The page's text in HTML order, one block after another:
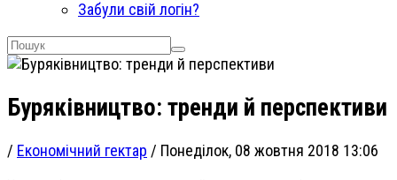
Забули свій логін?
Буряківництво: тренди й перспективи
/ Економічний гектар / Понеділок, 08 жовтня 2018 13:06